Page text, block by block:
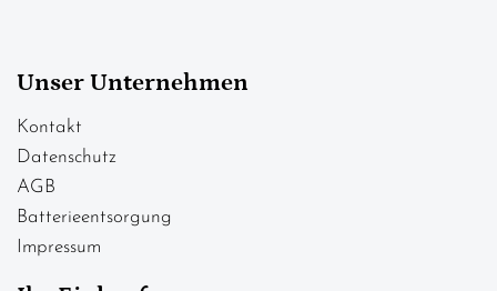
Unser Unternehmen
Kontakt
Datenschutz
AGB
Batterieentsorgung
Impressum